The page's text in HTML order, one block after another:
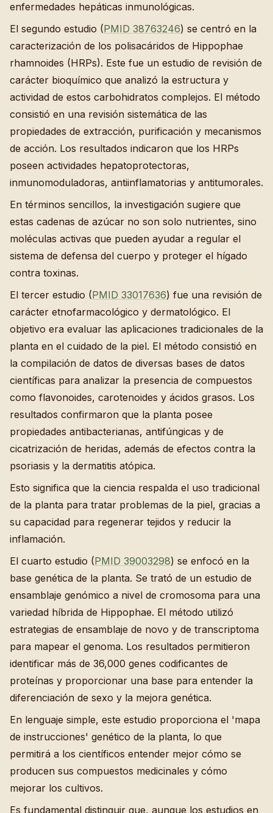
enfermedades hepáticas inmunológicas.
El segundo estudio (PMID 38763246) se centró en la
caracterización de los polisacáridos de Hippophae
rhamnoides (HRPs). Este fue un estudio de revisión de
carácter bioquímico que analizó la estructura y
actividad de estos carbohidratos complejos. El método
consistió en una revisión sistemática de las
propiedades de extracción, purificación y mecanismos
de acción. Los resultados indicaron que los HRPs
poseen actividades hepatoprotectoras,
inmunomoduladoras, antiinflamatorias y antitumorales.
En términos sencillos, la investigación sugiere que
estas cadenas de azúcar no son solo nutrientes, sino
moléculas activas que pueden ayudar a regular el
sistema de defensa del cuerpo y proteger el hígado
contra toxinas.
El tercer estudio (PMID 33017636) fue una revisión de
carácter etnofarmacológico y dermatológico. El
objetivo era evaluar las aplicaciones tradicionales de la
planta en el cuidado de la piel. El método consistió en
la compilación de datos de diversas bases de datos
científicas para analizar la presencia de compuestos
como flavonoides, carotenoides y ácidos grasos. Los
resultados confirmaron que la planta posee
propiedades antibacterianas, antifúngicas y de
cicatrización de heridas, además de efectos contra la
psoriasis y la dermatitis atópica.
Esto significa que la ciencia respalda el uso tradicional
de la planta para tratar problemas de la piel, gracias a
su capacidad para regenerar tejidos y reducir la
inflamación.
El cuarto estudio (PMID 39003298) se enfocó en la
base genética de la planta. Se trató de un estudio de
ensamblaje genómico a nivel de cromosoma para una
variedad híbrida de Hippophae. El método utilizó
estrategias de ensamblaje de novo y de transcriptoma
para mapear el genoma. Los resultados permitieron
identificar más de 36,000 genes codificantes de
proteínas y proporcionar una base para entender la
diferenciación de sexo y la mejora genética.
En lenguaje simple, este estudio proporciona el 'mapa
de instrucciones' genético de la planta, lo que
permitirá a los científicos entender mejor cómo se
producen sus compuestos medicinales y cómo
mejorar los cultivos.
Es fundamental distinguir que, aunque los estudios en